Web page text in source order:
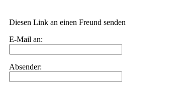
Diesen Link an einen Freund senden
E-Mail an:
Absender: